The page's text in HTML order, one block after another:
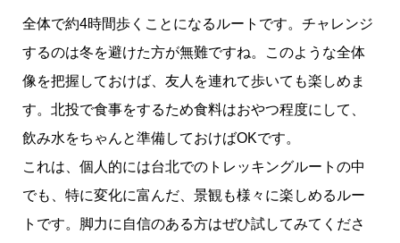
全体で約4時間歩くことになるルートです。チャレンジ
するのは冬を避けた方が無難ですね。このような全体
像を把握しておけば、友人を連れて歩いても楽しめま
す。北投で食事をするため食料はおやつ程度にして、
飲み水をちゃんと準備しておけばOKです。
これは、個人的には台北でのトレッキングルートの中
でも、特に変化に富んだ、景観も様々に楽しめるルー
トです。脚力に自信のある方はぜひ試してみてくださ